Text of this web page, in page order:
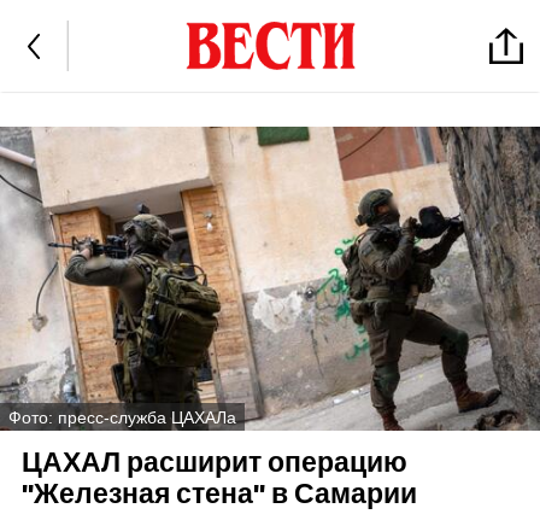
Фото: пресс-служба ЦАХАЛа
ЦАХАЛ расширит операцию
"Железная стена" в Самарии